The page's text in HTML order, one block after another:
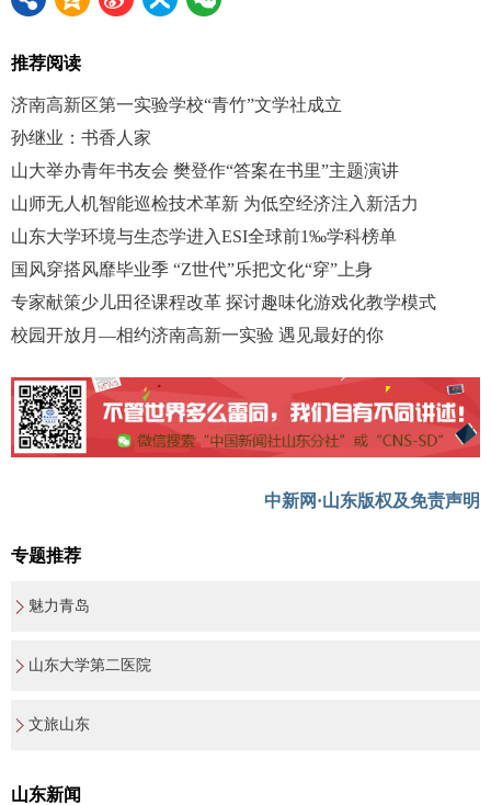
推荐阅读
济南高新区第一实验学校“青竹”文学社成立
孙继业：书香人家
山大举办青年书友会 樊登作“答案在书里”主题演讲
山师无人机智能巡检技术革新 为低空经济注入新活力
山东大学环境与生态学进入ESI全球前1‰学科榜单
国风穿搭风靡毕业季 “Z世代”乐把文化“穿”上身
专家献策少儿田径课程改革 探讨趣味化游戏化教学模式
校园开放月—相约济南高新一实验 遇见最好的你
中新网·山东版权及免责声明
专题推荐
魅力青岛
山东大学第二医院
文旅山东
山东新闻